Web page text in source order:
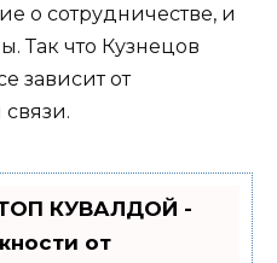
о сотрудничестве, и
Так что Кузнецов
зависит от
КУВАЛДОЙ -
от